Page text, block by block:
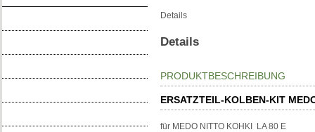
Details
Details
PRODUKTBESCHREIBUNG
ERSATZTEIL-KOLBEN-KIT
für MEDO NITTO KOHKI LA 80 E